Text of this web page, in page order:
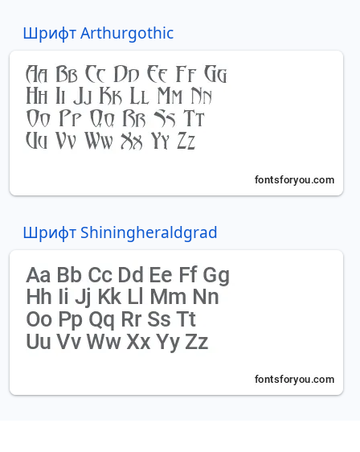
Шрифт Arthurgothic
Шрифт Shiningheraldgrad